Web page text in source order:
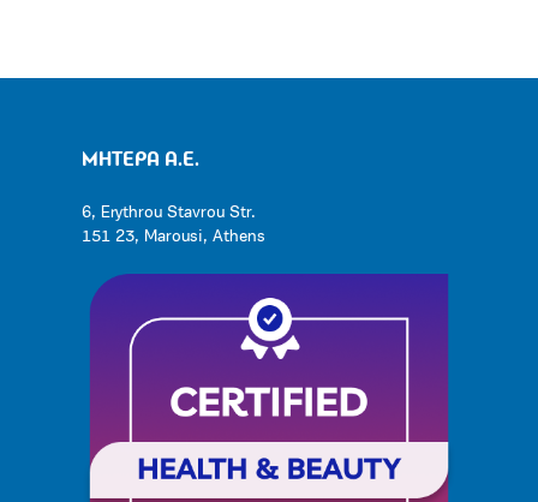
ΜΗΤΕΡΑ Α.Ε.
6, Erythrou Stavrou Str.
151 23, Marousi, Athens